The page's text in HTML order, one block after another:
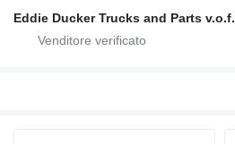
Eddie Ducker Trucks and Parts v.o.f.